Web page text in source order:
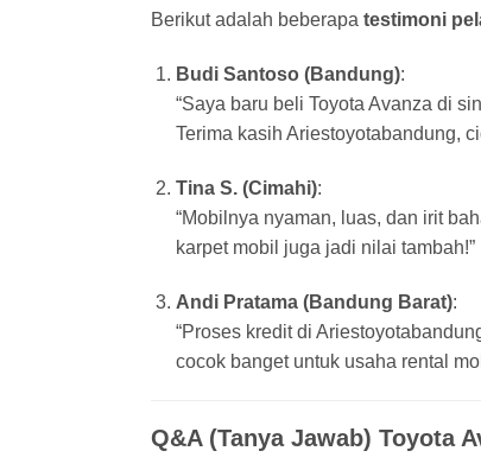
Berikut adalah beberapa testimoni
Budi Santoso (Bandung):
“Saya baru beli Toyota Avanza di
Terima kasih Ariestoyotabandung,
Tina S. (Cimahi):
“Mobilnya nyaman, luas, dan irit
karpet mobil juga jadi nilai tambah!”
Andi Pratama (Bandung Barat):
“Proses kredit di
cocok banget untuk usaha rental
Q&A (Tanya Jawab) Toyota